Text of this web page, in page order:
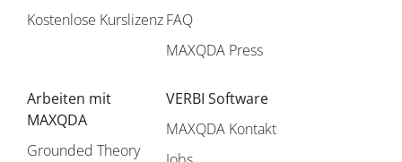
Kostenlose KurslizenzFAQ
MAXQDA Press
Arbeiten mit
MAXQDA
Grounded Theory
VERBI Software
MAXQDA Kontakt